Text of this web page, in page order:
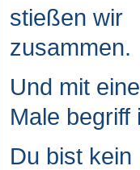
stießen wir
zusammen.
Und mit
Male begriff
Du bist kein